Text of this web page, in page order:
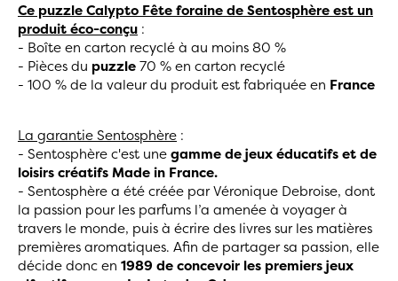
Ce puzzle Calypto Fête foraine de Sentosphère est un
produit éco-conçu :
- Boîte en carton recyclé à au moins 80 %
- Pièces du puzzle70 % en carton recyclé
- 100 % de la valeur du produit est fabriquée en France
La garantie Sentosphère :
- Sentosphère c'est unegamme de jeux éducatifs et de
loisirs créatifs Made in France.
- Sentosphère a été créée par Véronique Debroise, dont
la passion pour les parfums l’a amenée à voyager à
travers le monde, puis à écrire des livres sur les matières
premières aromatiques. Afin de partager sa passion, elle
décide donc en 1989 de concevoir les premiers jeux